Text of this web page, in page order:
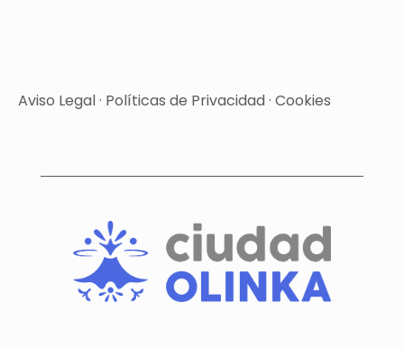
Aviso Legal· Políticas de Privacidad· Cookies